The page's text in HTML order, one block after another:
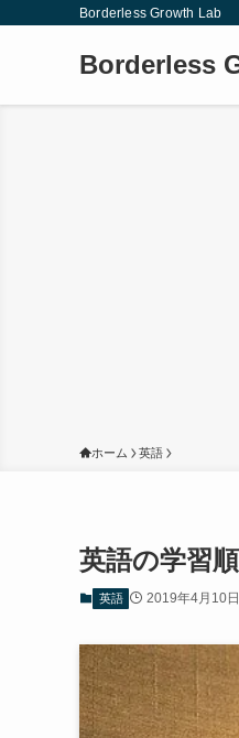
Borderless Growth Lab
Borderless
ホーム 英語
英語の学習
英語 2019年4月10日